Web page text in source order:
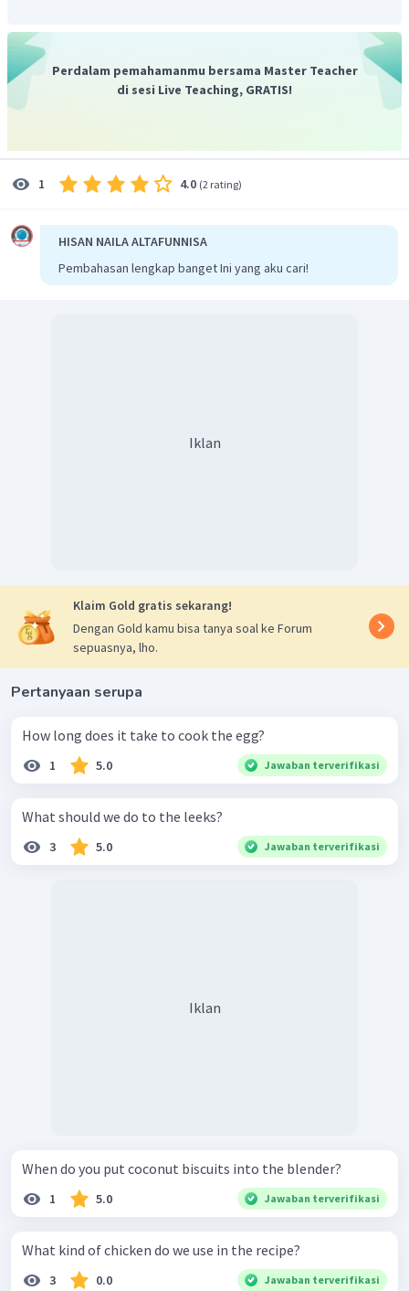
Perdalam pemahamanmu bersama Master Teacher
di sesi Live Teaching, GRATIS!
1 4.0 (2 rating)
HISAN NAILA ALTAFUNNISA
Pembahasan lengkap banget Ini yang aku cari!
Iklan
Klaim Gold gratis sekarang!
Dengan Gold kamu bisa tanya soal ke Forum
sepuasnya, lho.
Pertanyaan serupa
How long does it take to cook the egg?
1 5.0 Jawaban terverifikasi
What should we do to the leeks?
3 5.0 Jawaban terverifikasi
Iklan
When do you put coconut biscuits into the blender?
1 5.0 Jawaban terverifikasi
What kind of chicken do we use in the recipe?
3 0.0 Jawaban terverifikasi